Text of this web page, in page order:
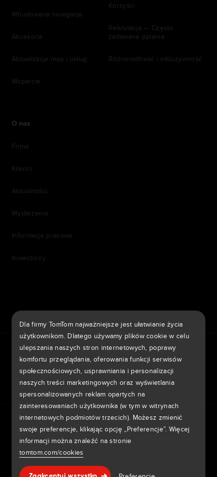
Pomoc & wsparcie
Wbudowana nawigacja
Akcesoria
Aktualizacje map i usług
Wsparcie
Korzyści
Rekrutacja — Często
zadawane pytania
Różnorodność i inkluzywność
O nas
Firma
Klienci
Aktualności
Wydarzenia
Informacje prasowe
Inwestorzy
9th item of footer
TomTom Traffic Index
TomTom Portal klienta
TomTom Move PortalTomTom Suppliers
Polska
België | Nederlands
Belgique | Français
Česká Republika | Česky
Informativa sulla privacyLegal information
Wykorzystanie Twoich danychCookie
Zgłoś luki w zabezpieczeniachZgłoś zmianę na mapie
Impressum
Copyright © 2026 TomTom International BV. All rights
Dla firmy TomTom najważniejsze jest ułatwianie życia
użytkownikom. Dlatego używamy plików cookie w celu
ulepszania naszych stron internetowych, poprawy
komfortu przeglądania, oferowania funkcji serwisów
społecznościowych, usprawniania i personalizacji
naszych treści marketingowych oraz wyświetlania
spersonalizowanych reklam opartych na
zainteresowaniach użytkownika (w tym w witrynach
internetowych podmiotów trzecich). Możesz zmienić
swoje preferencje, klikając opcję „Preferencje”. Więcej
informacji można znaleźć na stronie
tomtom.com/cookies